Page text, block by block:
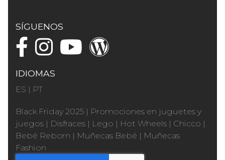
SÍGUENOS
IDIOMAS
ES | PT
Black Friday 2025 | Promociones en juguetes y
juegos | Disfraces | Lego | Hot Wheels | Chicco |
Bebé Reborn | Muñecas Bebé | Muñecas
Fashion